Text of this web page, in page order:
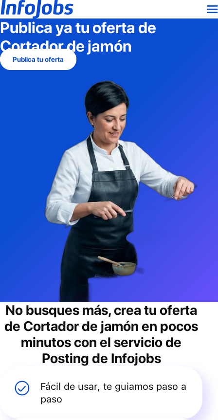
Publica ya tu oferta de
Cortador de jamón
Publica tu oferta
No busques más, crea tu oferta
de Cortador de jamón en pocos
minutos con el servicio de
Posting de Infojobs
Fácil de usar, te guiamos paso a
paso